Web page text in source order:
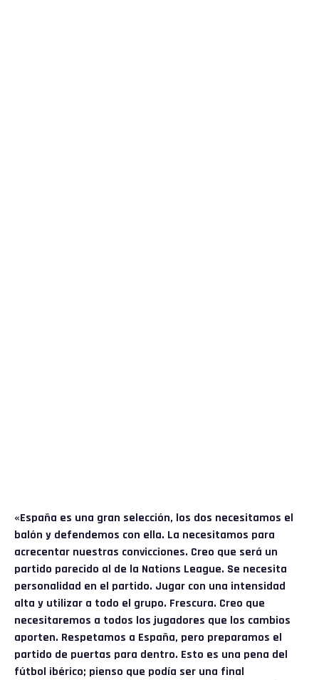
«España es una gran selección, los dos necesitamos el
balón y defendemos con ella. La necesitamos para
acrecentar nuestras convicciones. Creo que será un
partido parecido al de la Nations League. Se necesita
personalidad en el partido. Jugar con una intensidad
alta y utilizar a todo el grupo. Frescura. Creo que
necesitaremos a todos los jugadores que los cambios
aporten. Respetamos a España, pero preparamos el
partido de puertas para dentro. Esto es una pena del
fútbol ibérico; pienso que podía ser una final